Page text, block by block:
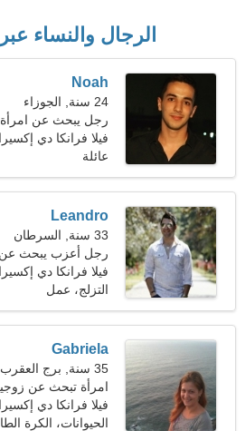
الرجال والنساء
Noah
24 سنة, الجوزاء
رجل يبحث عن امرأة 22-28
فيلا فرانكا دي
البرتغال
عائلة
Leandro
33 سنة, السرطان
رجل أعزب يبحث
فيلا فرانكا دي إكسيرا
التزلج، عمل
Gabriela
35 سنة, برج العقرب
47
فيلا فرانكا دي إكسيرا
الحيوانات، الكرة